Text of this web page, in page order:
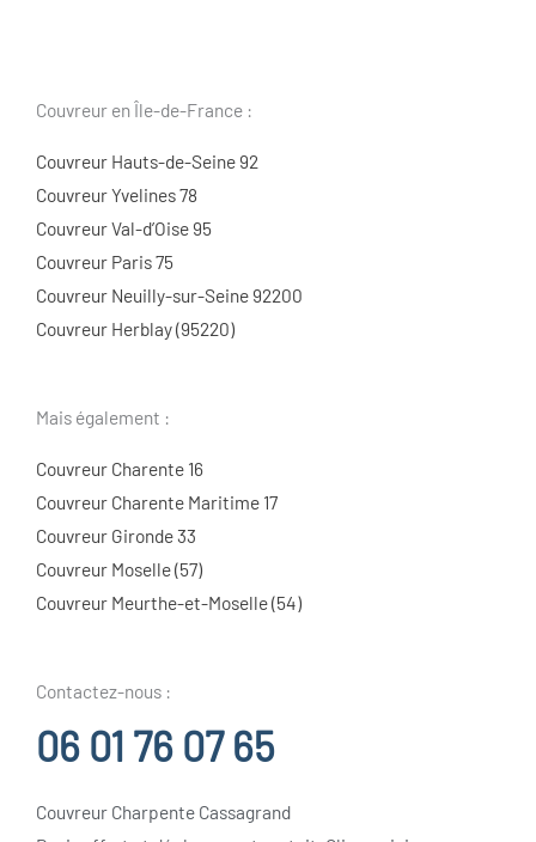
Couvreur en Île-de-France :
Couvreur Hauts-de-Seine 92
Couvreur Yvelines 78
Couvreur Val-d’Oise 95
Couvreur Paris 75
Couvreur Neuilly-sur-Seine 92200
Couvreur Herblay (95220)
Mais également :
Couvreur Charente 16
Couvreur Charente Maritime 17
Couvreur Gironde 33
Couvreur Moselle (57)
Couvreur Meurthe-et-Moselle (54)
Contactez-nous :
06 01 76 07 65
Couvreur Charpente Cassagrand